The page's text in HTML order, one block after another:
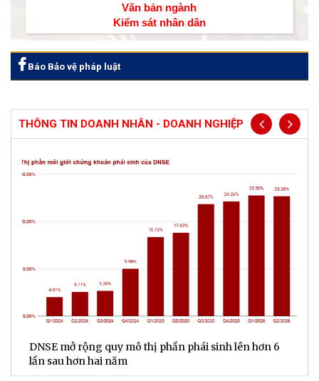
Văn bản ngành
Kiểm sát nhân dân
Báo Bảo vệ pháp luật
THÔNG TIN DOANH NHÂN - DOANH NGHIỆP
Vingroup ra mắt "Đất Nước Thiên Hùng Ca" - “kỳ
quan sân khấu” tôn vinh 4.000 năm lịch sử Việt Nam